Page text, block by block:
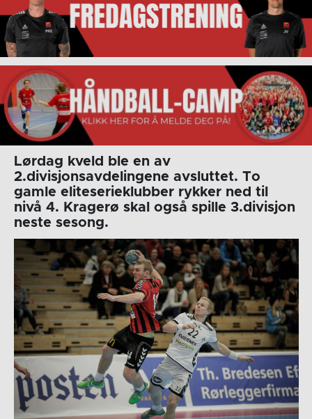
Lørdag kveld ble en av
2.divisjonsavdelingene avsluttet. To
gamle eliteserieklubber rykker ned til
nivå 4. Kragerø skal også spille 3.divisjon
neste sesong.